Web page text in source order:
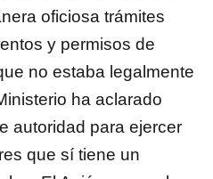
oficiosa trámites
y permisos de
no estaba legalmente
ha aclarado
autoridad para ejercer
que sí tiene un